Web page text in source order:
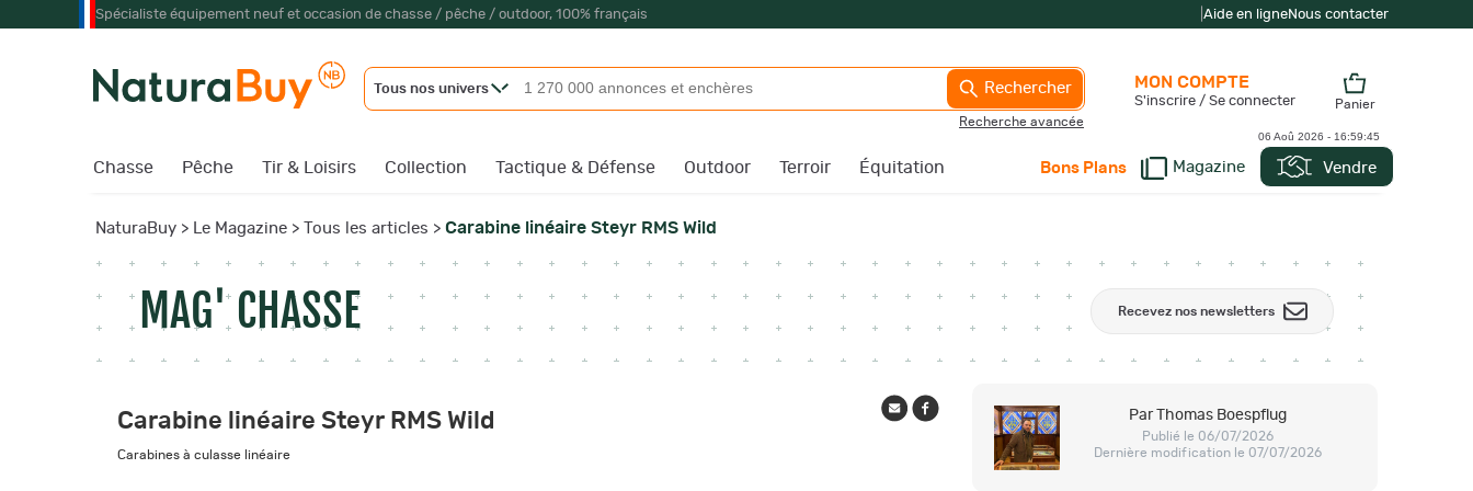
Spécialiste équipement neuf et occasion de chasse / pêche / outdoor, 100% français Aide en ligneNous contacter
Tous nos univers Rechercher
Recherche avancée
Chasse Pêche Tir & Loisirs Collection Tactique & Défense Outdoor Terroir Équitation Bons Plans Magazine Vendre
MON COMPTE
S'inscrire / Se connecter Panier
06 Aoû 2026 - 16:59:46
NaturaBuy > Le Magazine > Tous les articles > Carabine linéaire Steyr RMS Wild
MAG' CHASSE Recevez nos newsletters
Carabine linéaire Steyr RMS Wild
Carabines à culasse linéaire
Par Thomas Boespflug
Publié le 06/07/2026
Dernière modification le 07/07/2026